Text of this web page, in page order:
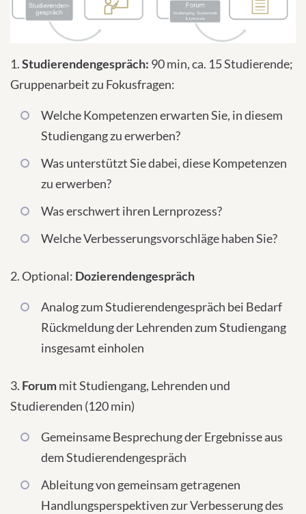
1.Studierendengespräch: 90 min, ca. 15 Studierende;
Gruppenarbeit zu Fokusfragen:
Welche Kompetenzen erwarten Sie, in diesem
Studiengang zu erwerben?
Was unterstützt Sie dabei, diese Kompetenzen
zu erwerben?
Was erschwert ihren Lernprozess?
Welche Verbesserungsvorschläge haben Sie?
2. Optional: Dozierendengespräch
Analog zum Studierendengespräch bei Bedarf
Rückmeldung der Lehrenden zum Studiengang
insgesamt einholen
3. Forummit Studiengang, Lehrenden und
Studierenden (120 min)
Gemeinsame Besprechung der Ergebnisse aus
dem Studierendengespräch
Ableitung von gemeinsam getragenen
Handlungsperspektiven zur Verbesserung des